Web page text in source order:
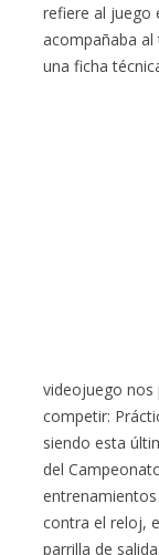
refiere al juego
acompañaba
una ficha
videojuego nos
competir:
siendo esta
del
contra el reloj,
parrilla de